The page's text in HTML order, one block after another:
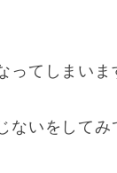
ってしまいま
ないをしてみ